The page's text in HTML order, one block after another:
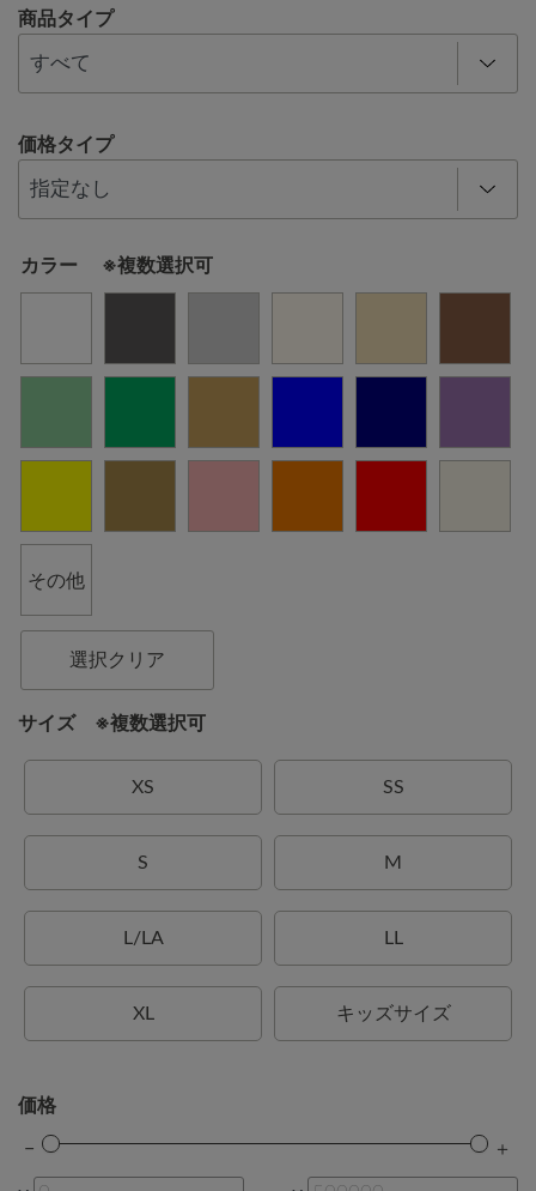
商品タイプ
価格タイプ
カラー ※複数選択可
その他
選択クリア
サイズ ※複数選択可
XS SS
S M
L/LA LL
XL キッズサイズ
価格